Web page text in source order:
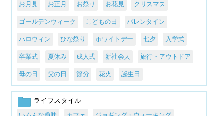
お月見 お正月 お祭り お花見 クリスマス
ゴールデンウィーク こどもの日 バレンタイン
ハロウィン ひな祭り ホワイトデー 七夕 入学式
卒業式 夏休み 成人式 新社会人 旅行・アウトドア
母の日 父の日 節分 花火 誕生日
ライフスタイル